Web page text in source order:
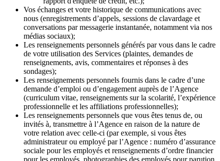
Vos échanges et votre historique de communications avec
nous (enregistrements d’appels, sessions de clavardage et
conversations par messagerie instantanée, notamment via nos
médias sociaux);
Les renseignements personnels générés par vous dans le cadre
de votre utilisation des Services (plaintes, demandes de
renseignements, avis, commentaires et réponses à des
sondages);
Les renseignements personnels fournis dans le cadre d’une
demande d’emploi ou d’engagement auprès de l’Agence
(curriculum vitae, renseignements sur la scolarité, l’expérience
professionnelle et les affiliations professionnelles);
Les renseignements personnels que vous êtes tenus de, ou
invités à, transmettre à l’Agence en raison de la nature de
votre relation avec celle-ci (par exemple, si vous êtes
administrateur ou employé par l’Agence : numéro d’assurance
sociale pour les employés et renseignements d’ordre financier
pour les employés, photographies des employés pour parution